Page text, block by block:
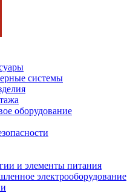
системы
оборудование
и элементы питания
электрооборудование